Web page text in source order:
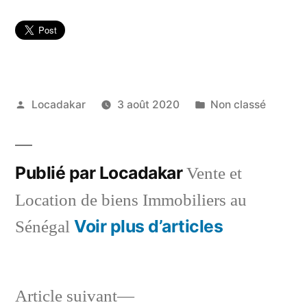
Publié
Locadakar 3 août 2020
Publié
Non classé
Publié par LocadakarVente et
Location de biens Immobiliers au
Sénégal Voir plus d’articles
Article suivant
Article